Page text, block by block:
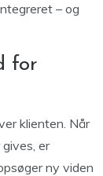
– og
for
klienten. Når
er
ny viden